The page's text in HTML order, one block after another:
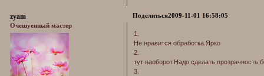
Поделиться2009-11-01 16:58:05
zyam
Очешуенный мастер
1.
Не нравится обработка.Ярко
2.
тут наоборот.Надо сделать прозрачность
3.